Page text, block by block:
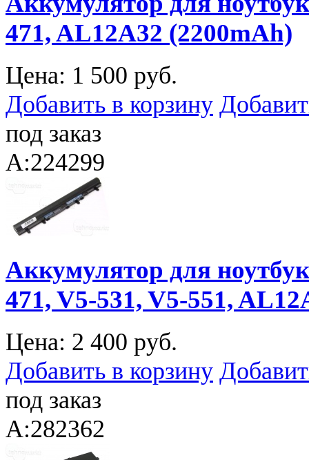
471, AL12A32 (2200mAh)
Цена: 1 500 руб.
Добавить в корзину
под заказ
A:224299
Аккумулятор для
471, V5-531, V5-551,
Цена: 2 400 руб.
Добавить в корзину
под заказ
A:282362